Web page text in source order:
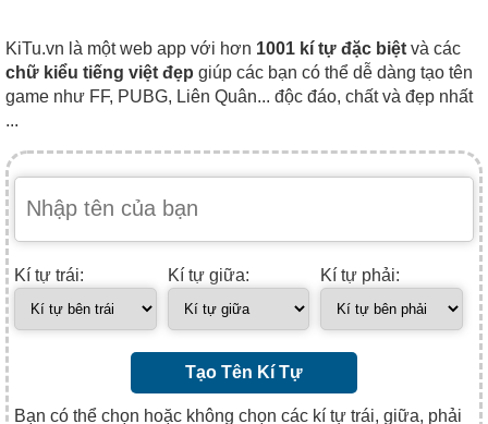
KiTu.vn là một web app với hơn 1001 kí tự đặc biệt và các
chữ kiểu tiếng việt đẹp giúp các bạn có thể dễ dàng tạo tên
game như FF, PUBG, Liên Quân... độc đáo, chất và đẹp nhất
...
Kí tự trái: Kí tự giữa: Kí tự phải:
Tạo Tên Kí Tự
Bạn có thể chọn hoặc không chọn các kí tự trái, giữa, phải